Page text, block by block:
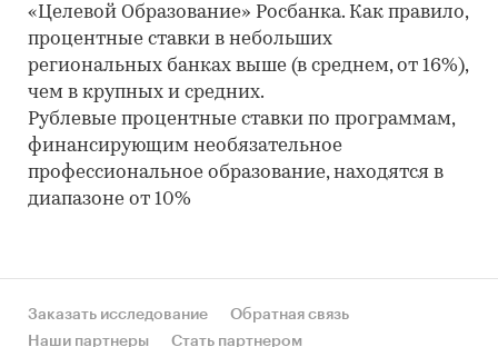
«Целевой Образование» Росбанка. Как правило,
процентные ставки в небольших
региональных банках выше (в среднем, от 16%),
чем в крупных и средних.
Рублевые процентные ставки по программам,
финансирующим необязательное
профессиональное образование, находятся в
диапазоне от 10%
Заказать исследование
Обратная связь
Наши партнеры
Стать партнером